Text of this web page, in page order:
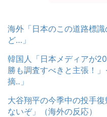
海外「日本のこの道路標
ど…」
韓国人「日本メディアが
勝も調査すべきと主張！
摘‥」
大谷翔平の今季中の投手
ないぞ」（海外の反応）